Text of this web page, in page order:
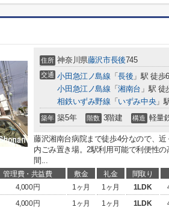
住所 神奈川県藤沢市長後745
交通 小田急江ノ島線 「長後 」駅 徒歩
小田急江ノ島線 「湘南台 」駅 徒
相鉄いずみ野線 「 いずみ中央」
築年 築5年 階数 3階建 構造 軽量
藤沢湘南台病院まで徒歩4分なので、
内ごみ置き場。2駅利用可能で利便性
間...
管理費・共益費 敷金 礼金 間取り
4,000円 1ヶ月 1ヶ月 1LDK
4,000円 1ヶ月 1ヶ月 1LDK